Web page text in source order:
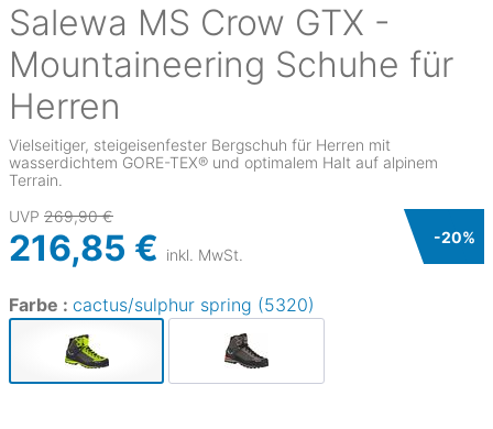
Salewa MS Crow GTX -
Mountaineering Schuhe für
Herren
Vielseitiger, steigeisenfester Bergschuh für Herren mit
wasserdichtem GORE-TEX® und optimalem Halt auf alpinem
Terrain.
UVP 269,90 €
216,85 € inkl. MwSt.
-20%
Farbe : cactus/sulphur spring (5320)